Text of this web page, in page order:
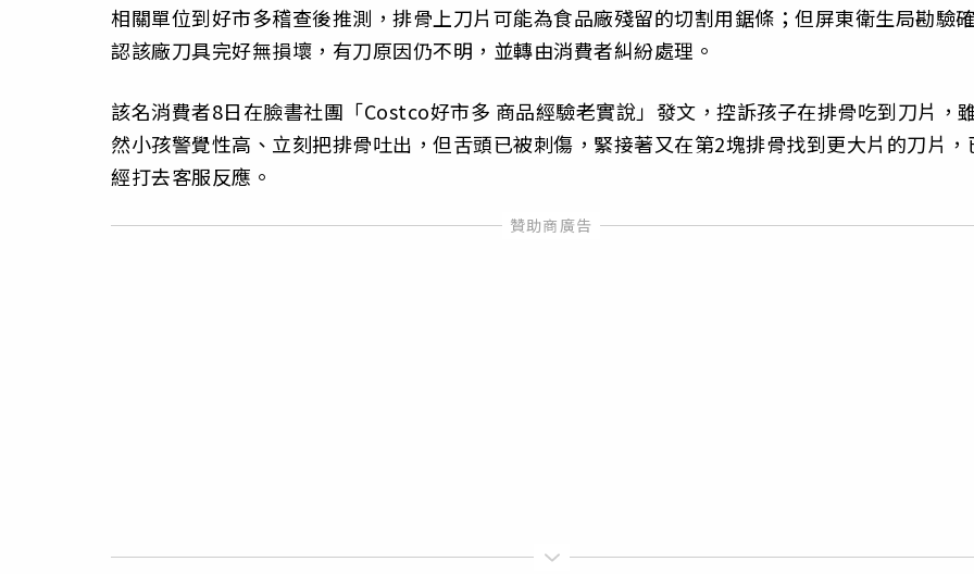
相關單位到好市多稽查後推測，排骨上刀片可能為食品廠殘留的切割用鋸條；但屏東衛生局勘驗
認該廠刀具完好無損壞，有刀原因仍不明，並轉由消費者糾紛處理。
該名消費者8日在臉書社團「Costco好市多 商品經驗老實說」發文，控訴孩子在排骨吃到刀片，
然小孩警覺性高、立刻把排骨吐出，但舌頭已被刺傷，緊接著又在第2塊排骨找到更大片的刀片，
經打去客服反應。